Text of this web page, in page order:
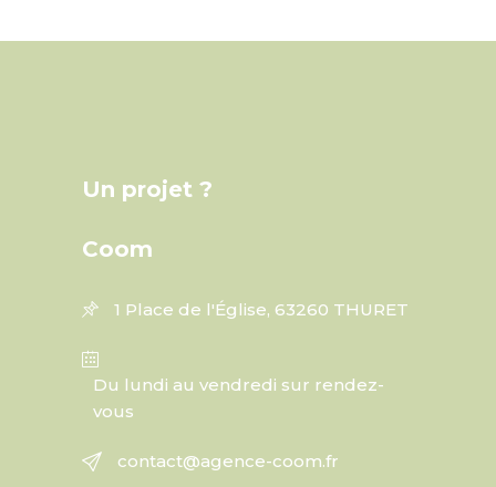
Un projet ?
Coom
1 Place de l'Église, 63260 THURET
Du lundi au vendredi sur rendez-
vous
contact@agence-coom.fr